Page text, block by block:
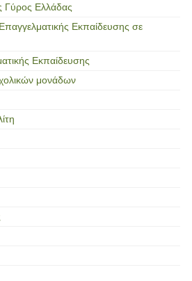
Γύρος Ελλάδας
Εκπαίδευσης σε
Εκπαίδευσης
μονάδων